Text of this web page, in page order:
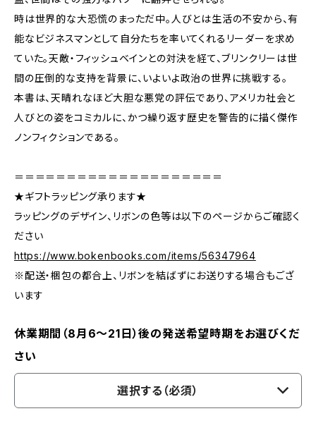
時は世界的な大恐慌のまっただ中。人びとは生活の不安から、有
能なビジネスマンとして自分たちを率いてくれるリーダーを求め
ていた。天敵・フィッシュベインとの対決を経て、ブリンクリーは世
間の圧倒的な支持を背景に、いよいよ政治の世界に挑戦する。
本書は、天晴れなほど大胆な悪党の評伝であり、アメリカ社会と
人びとの姿をコミカルに、かつ繰り返す歴史を警告的に描く傑作
ノンフィクションである。
＝＝＝＝＝＝＝＝＝＝＝＝＝＝＝＝＝＝＝＝
★ギフトラッピング承ります★
ラッピングのデザイン、リボンの色等は以下のページからご確認く
ださい
https://www.bokenbooks.com/items/56347964
※配送・梱包の都合上、リボンを結ばずにお送りする場合もござ
います
休業期間（8月6〜21日）後の発送希望時期をお選びくだ
さい
選択する（必須）